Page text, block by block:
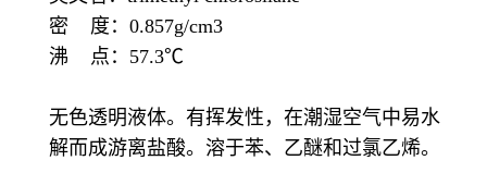
密 度：0.857g/cm3
沸 点：57.3℃
无色透明液体。有挥发性，在潮湿空气中易水
解而成游离盐酸。溶于苯、乙醚和过氯乙烯。